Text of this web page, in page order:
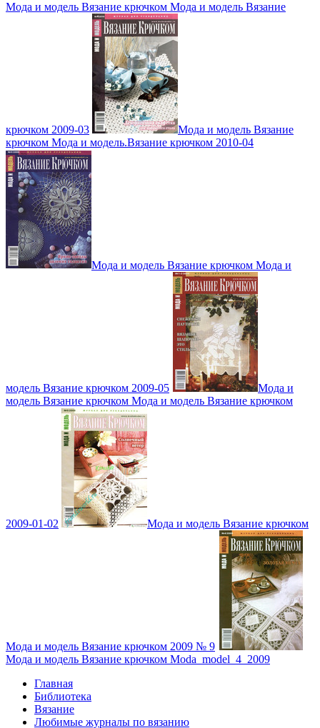
Мода и модель Вязание крючком Мода и модель Вязание
крючком 2009-03
Мода и модель Вязание
крючком Мода и модель.Вязание крючком 2010-04
Мода и модель Вязание крючком Мода и
модель Вязание крючком 2009-05
Мода и
модель Вязание крючком Мода и модель Вязание крючком
2009-01-02 Мода и модель Вязание крючком
Мода и модель Вязание крючком 2009 № 9
Мода и модель Вязание крючком Moda_model_4_2009
Главная
Библиотека
Вязание
Любимые журналы по вязанию